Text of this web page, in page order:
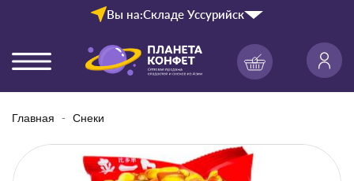
Вы на:Складе Уссурийск
Главная Снеки